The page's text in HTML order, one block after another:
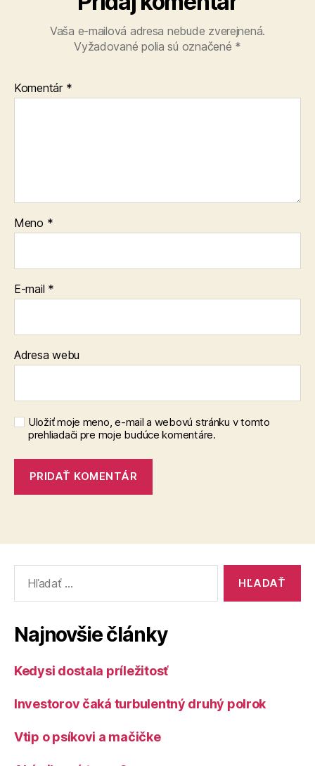
Vaša e-mailová adresa nebude zverejnená.
Vyžadované polia sú označené *
Komentár *
Meno *
E-mail *
Adresa webu
Uložiť moje meno, e-mail a webovú stránku v tomto
prehliadači pre moje budúce komentáre.
Najnovšie články
Kedysi dostala príležitosť
Investorov čaká turbulentný druhý polrok
Vtip o psíkovi a mačičke